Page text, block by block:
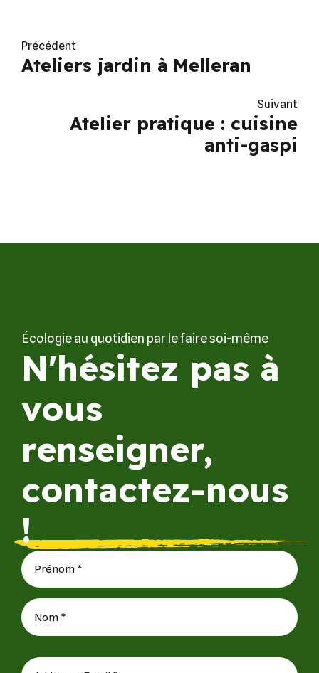
Précédent
Ateliers jardin à Melleran
Suivant
Atelier pratique : cuisine
anti-gaspi
Écologie au quotidien par le faire soi-même
N'hésitez pas à
vous
renseigner,
contactez-nous
!